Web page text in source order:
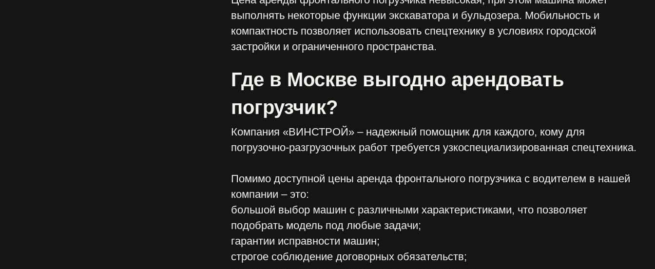
Компания «ВИНСТРОЙ» – надежный помощник для каждого, кому для
погрузочно-разгрузочных работ требуется узкоспециализированная спецтехника.
Помимо доступной цены аренда фронтального погрузчика с водителем в нашей
большой выбор машин с различными характеристиками, что позволяет
подобрать модель под любые задачи;
гарантии исправности машин;
строгое соблюдение договорных обязательств;
высокое качество и приемлемая стоимость услуг.
работ, отдаленности объекта, срока аренды и других факторов.
Принимаем заявки на разовые заказы, готовы стать надежным партнером для
строительных, коммунальных и иных организаций при долгосрочном
сотрудничестве. За время деятельности мы неоднократно доказали клиентам что
способны быстро и качественно выполнять работы любой сложности.